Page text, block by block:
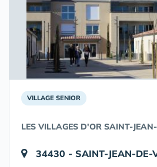
VILLAGE SENIOR
LES VILLAGES D'OR SAINT-
34430 - SAINT-JEAN-DE-